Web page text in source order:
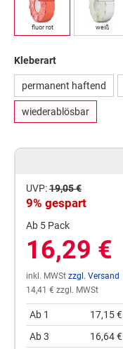
fluor rot weiß
Kleberart
permanent haftend
wiederablösbar
UVP:19,05 €
9% gespart
Ab 5 Pack
16,29 €
inkl. MWSt zzgl. Versand
14,41 € zzgl. MWSt
Ab 1
17,15 €
Ab 3
16,64 €